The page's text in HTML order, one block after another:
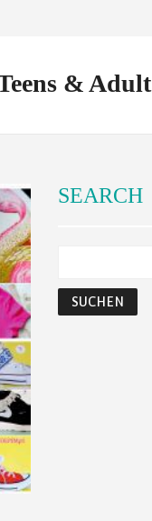
& Adult
SEARCH